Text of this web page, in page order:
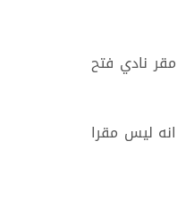
نادي فتح
ليس مقرا